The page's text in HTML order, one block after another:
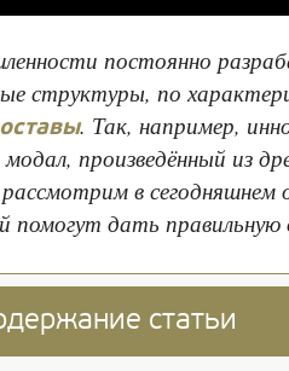
постоянно
структуры, по
. Так, например,
произведённый из
в сегодняшнем
дать правильную
статьи